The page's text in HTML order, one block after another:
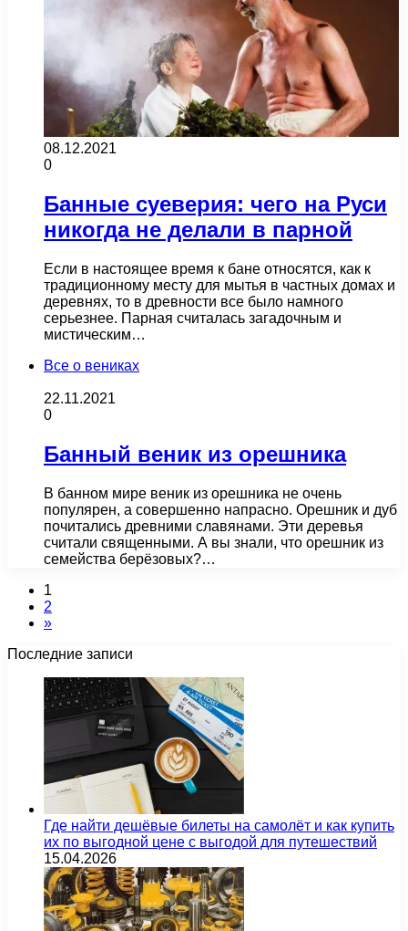
08.12.2021
0
Банные суеверия: чего на Руси
никогда не делали в парной
Если в настоящее время к бане относятся, как к
традиционному месту для мытья в частных домах и
деревнях, то в древности все было намного
серьезнее. Парная считалась загадочным и
мистическим…
Все о вениках
22.11.2021
0
Банный веник из орешника
В банном мире веник из орешника не очень
популярен, а совершенно напрасно. Орешник и дуб
почитались древними славянами. Эти деревья
считали священными. А вы знали, что орешник из
семейства берёзовых?…
1
2
»
Последние записи
Где найти дешёвые билеты на самолёт и как купить
их по выгодной цене с выгодой для путешествий
15.04.2026